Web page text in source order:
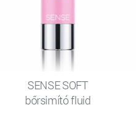
SENSE SOFT
bőrsimító fluid